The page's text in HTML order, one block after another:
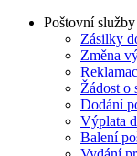
Poštovní služby
Zásilky
Změna
Žádost o
Dodání
Výplata
Balení